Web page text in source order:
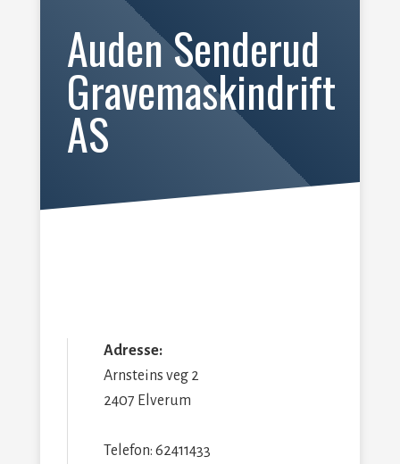
Auden Senderud
Gravemaskindrift
AS
Adresse:
Arnsteins veg 2
2407 Elverum
Telefon: 62411433